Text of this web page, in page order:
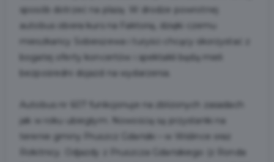
sposób dotrzeć na plażę. W drodze powrotnej
autobus obiera kurs na Faktorię, dzięki czemu
mieszkańcy Sobieszewa i turyści chcący skorzystać z
bogatej oferty koncertów i spektakli będą mieli
bezpośredni dojazd na wydarzenia.
Autobus nr 607 funkcjonuje na zbliżonych zasadach
jak w roku ubiegłym. Nowością są przystanki na
terenie gminy Pruszcz Gdański – w Wiślince oraz
Rokitnicy. Odjazdy z Pruszcza Gdańskiego (z Ronda